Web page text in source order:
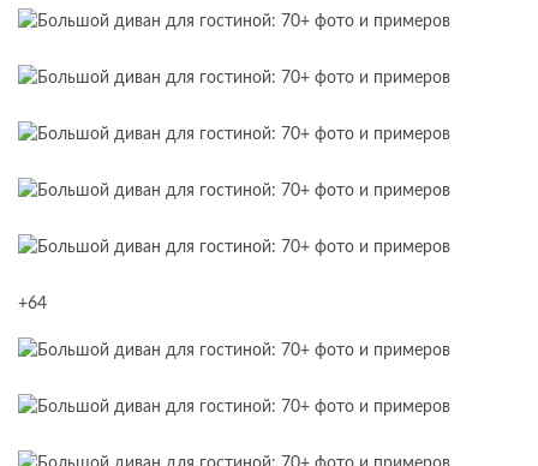
+64